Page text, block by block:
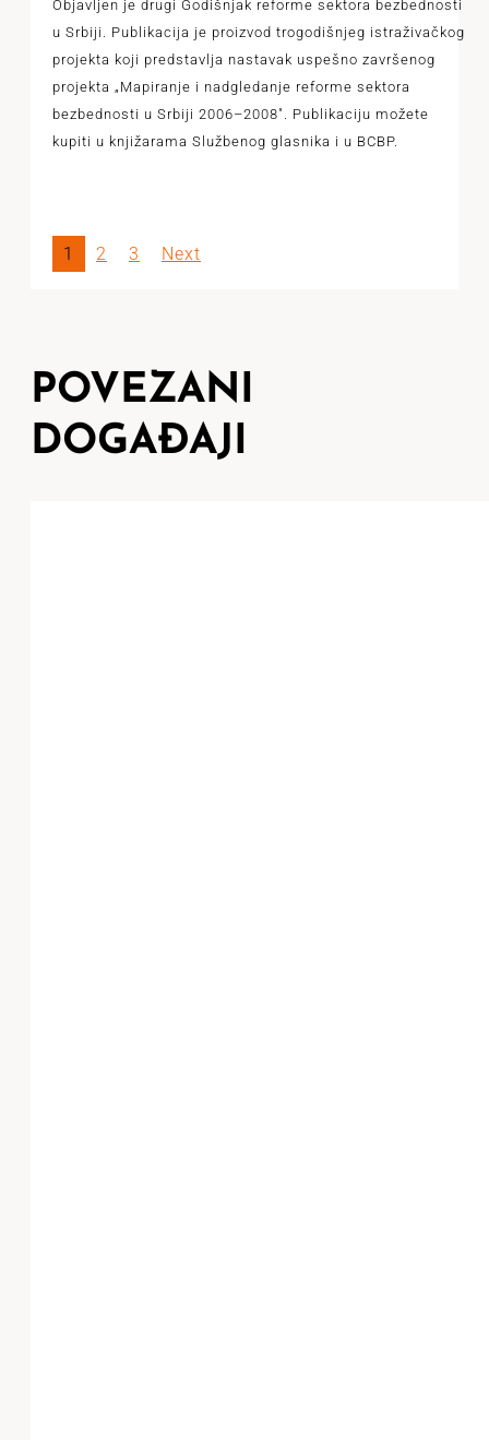
Objavljen je drugi Godišnjak reforme sektora bezbednosti
u Srbiji. Publikacija je proizvod trogodišnjeg istraživačkog
projekta koji predstavlja nastavak uspešno završenog
projekta „Mapiranje i nadgledanje reforme sektora
bezbednosti u Srbiji 2006–2008". Publikaciju možete
kupiti u knjižarama Službenog glasnika i u BCBP.
1 2 3 Next
POVEZANI
DOGAĐAJI